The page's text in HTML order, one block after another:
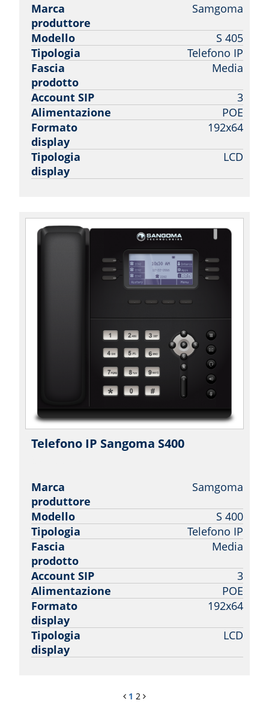
Marca
produttore
Samgoma
Modello
S 405
Tipologia
Telefono IP
Fascia
prodotto
Media
Account SIP
3
Alimentazione
POE
Formato
display
192x64
Tipologia
display
LCD
Telefono IP Sangoma S400
Marca
produttore
Samgoma
Modello
S 400
Tipologia
Telefono IP
Fascia
prodotto
Media
Account SIP
3
Alimentazione
POE
Formato
display
192x64
Tipologia
display
LCD
1 2